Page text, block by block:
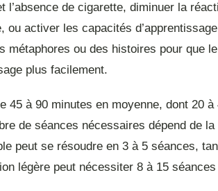
l’absence de cigarette, diminuer la
ou activer les capacités
métaphores ou des histoires pour que le
plus facilement.
45 à 90 minutes en moyenne, dont 20
de séances nécessaires dépend de
peut se résoudre en 3 à 5 séances,
légère peut nécessiter 8 à 15